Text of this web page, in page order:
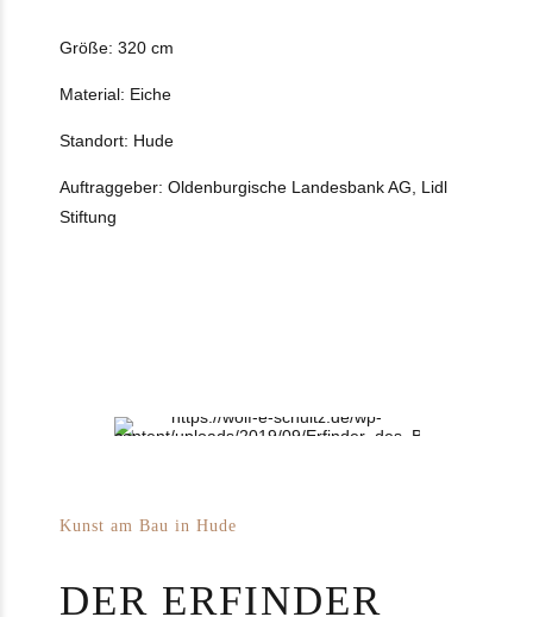
Größe: 320 cm
Material: Eiche
Standort: Hude
Auftraggeber: Oldenburgische Landesbank AG, Lidl
Stiftung
Kunst am Bau in Hude
DER ERFINDER